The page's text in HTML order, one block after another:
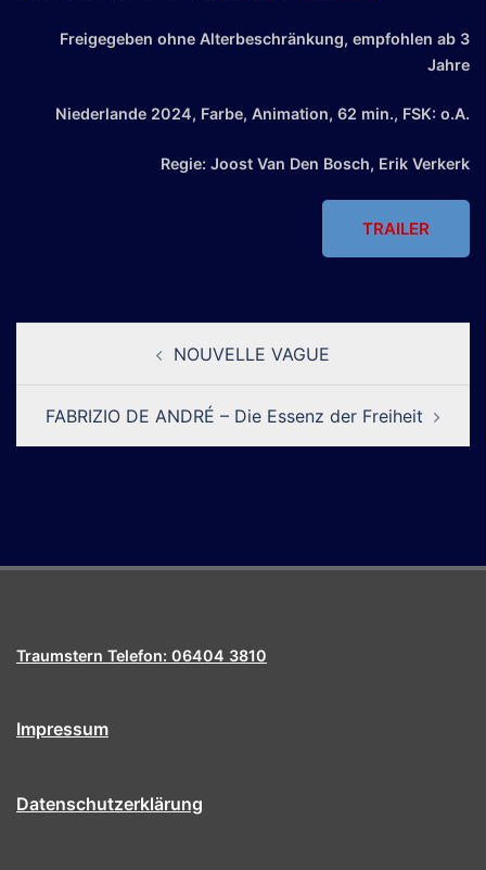
Freigegeben ohne Alterbeschränkung, empfohlen ab 3
Jahre
Niederlande 2024, Farbe, Animation, 62 min., FSK: o.A.
Regie: Joost Van Den Bosch, Erik Verkerk
TRAILER
NOUVELLE VAGUE
FABRIZIO DE ANDRÉ – Die Essenz der Freiheit
Traumstern Telefon: 06404 3810
Impressum
Datenschutzerklärung